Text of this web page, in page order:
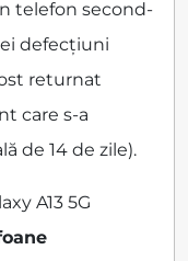
telefon second-
defecțiuni
returnat
care s-a
de 14 de zile).
A13 5G